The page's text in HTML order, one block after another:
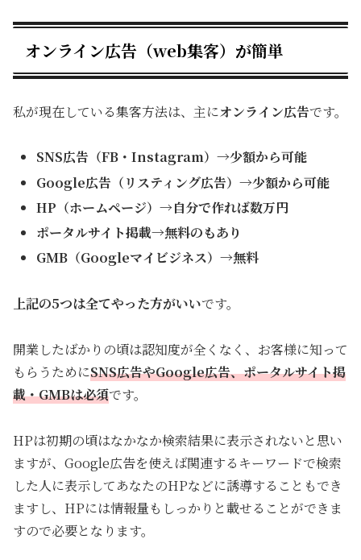
オンライン広告（web集客）が簡単
私が現在している集客方法は、主にオンライン広告です。
SNS広告（FB・Instagram）→少額から可能
Google広告（リスティング広告）→少額から可能
HP （ホームページ）→自分で作れば数万円
ポータルサイト掲載→無料のもあり
GMB（Googleマイビジネス）→無料
上記の5つは全てやった方がいいです。
開業したばかりの頃は認知度が全くなく、お客様に知って
もらうためにSNS広告やGoogle広告、ポータルサイト掲
載・GMBは必須です。
HPは初期の頃はなかなか検索結果に表示されないと思い
ますが、Google広告を使えば関連するキーワードで検索
した人に表示してあなたのHPなどに誘導することもでき
ますし、HPには情報量もしっかりと載せることができま
すので必要となります。